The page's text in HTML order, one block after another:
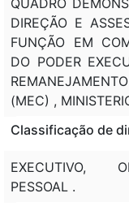
DIREÇÃO E
FUNÇÃO EM
DO PODER
(MEC) ,
Classificação de
EXECUTIVO,
PESSOAL .